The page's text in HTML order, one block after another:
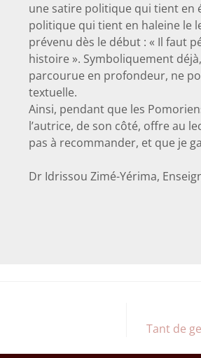
une satire politique qui tient en
politique qui tient en haleine le
prévenu dès le début : « Il faut
histoire ». Symboliquement
parcourue en profondeur, ne
textuelle.
Ainsi, pendant que les
l’autrice, de son côté, offre au
pas à recommander, et que je
Dr Idrissou Zimé-Yérima,
Tant de